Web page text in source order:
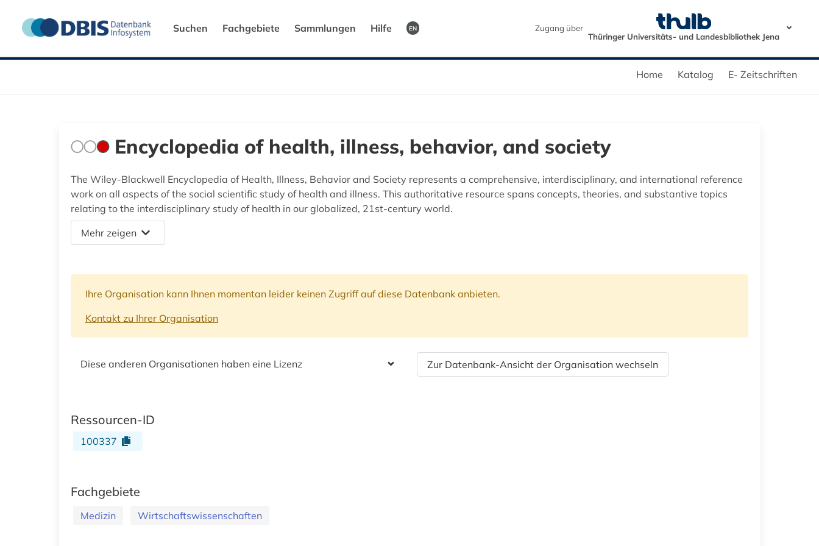
Suchen Fachgebiete Sammlungen Hilfe EN
Zugang über
Thüringer Universitäts- und Landesbibliothek Jena
Home Katalog E- Zeitschriften
Encyclopedia of health, illness, behavior, and society
The Wiley-Blackwell Encyclopedia of Health, Illness, Behavior and Society represents a comprehensive, interdisciplinary, and international reference
work on all aspects of the social scientific study of health and illness. This authoritative resource spans concepts, theories, and substantive topics
relating to the interdisciplinary study of health in our globalized, 21st-century world.
Mehr zeigen
Ihre Organisation kann Ihnen momentan leider keinen Zugriff auf diese Datenbank anbieten.
Kontakt zu Ihrer Organisation
Diese anderen Organisationen haben eine Lizenz Zur Datenbank-Ansicht der Organisation wechseln
Ressourcen-ID
100337
Fachgebiete
Medizin Wirtschaftswissenschaften